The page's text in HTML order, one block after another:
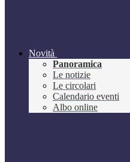
Novità
Panoramica
Le notizie
Le circolari
Calendario eventi
Albo online